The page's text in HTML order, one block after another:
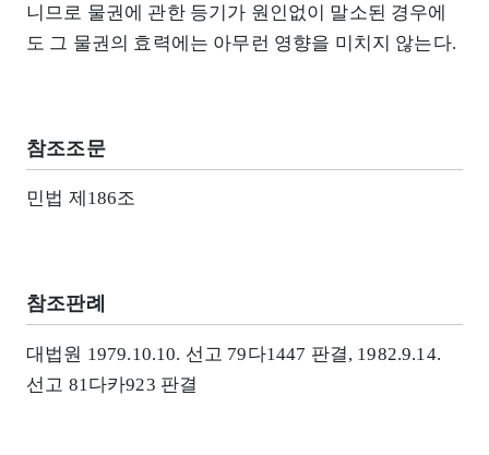
니므로 물권에 관한 등기가 원인없이 말소된 경우에
도 그 물권의 효력에는 아무런 영향을 미치지 않는다.
참조조문
민법 제186조
참조판례
대법원 1979.10.10. 선고 79다1447 판결, 1982.9.14.
선고 81다카923 판결